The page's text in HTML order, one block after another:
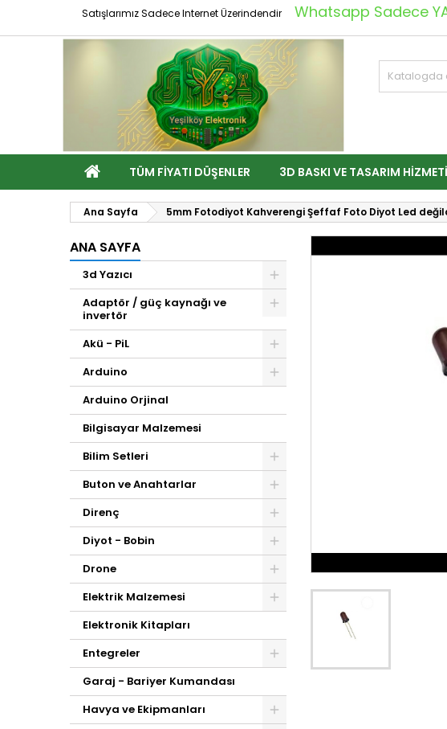
Satışlarımız Sadece Internet Üzerindendir Whatsapp Sadece
TÜM FIYATI DÜŞENLER 3D BASKI VE TASARIM
Ana Sayfa 5mm Fotodiyot Kahverengi Şeffaf Foto Diyot Led
ANA SAYFA
3d Yazıcı
Adaptör / güç kaynağı ve
invertör
Akü - PiL
Arduino
Arduino Orjinal
Bilgisayar Malzemesi
Bilim Setleri
Buton ve Anahtarlar
Direnç
Diyot - Bobin
Drone
Elektrik Malzemesi
Elektronik Kitapları
Entegreler
Garaj - Bariyer Kumandası
Havya ve Ekipmanları